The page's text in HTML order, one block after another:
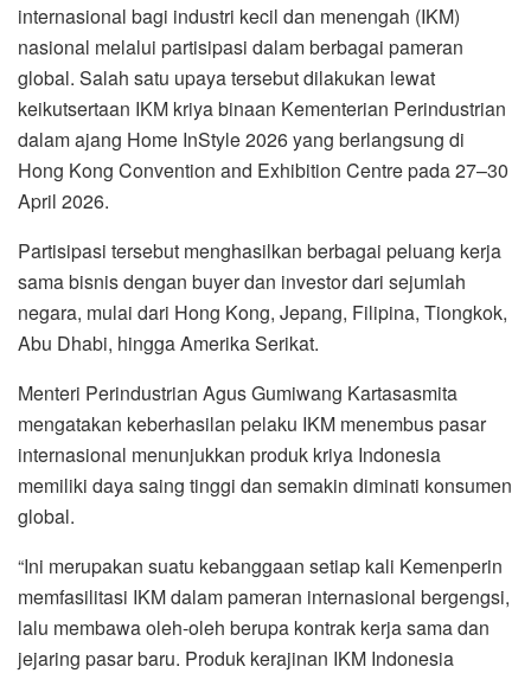
internasional bagi industri kecil dan menengah (IKM)
nasional melalui partisipasi dalam berbagai pameran
global. Salah satu upaya tersebut dilakukan lewat
keikutsertaan IKM kriya binaan Kementerian Perindustrian
dalam ajang Home InStyle 2026yang berlangsung di
Hong Kong Convention and Exhibition Centre pada 27–30
April 2026.
Partisipasi tersebut menghasilkan berbagai peluang kerja
sama bisnis dengan buyer dan investor dari sejumlah
negara, mulai dari Hong Kong, Jepang, Filipina, Tiongkok,
Abu Dhabi, hingga Amerika Serikat.
Menteri Perindustrian Agus Gumiwang Kartasasmita
mengatakan keberhasilan pelaku IKM menembus pasar
internasional menunjukkan produk kriya Indonesia
memiliki daya saing tinggi dan semakin diminati konsumen
global.
“Ini merupakan suatu kebanggaan setiap kali Kemenperin
memfasilitasi IKM dalam pameran internasional bergengsi,
lalu membawa oleh-oleh berupa kontrak kerja sama dan
jejaring pasar baru. Produk kerajinan IKM Indonesia